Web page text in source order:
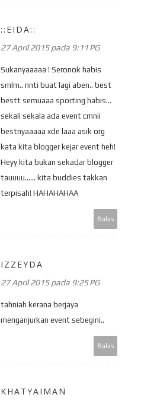
::EIDA::
27 April 2015 pada 9:11 PG
Sukanyaaaaa ! Seronok habis
smlm.. nnti buat lagi aben.. best
bestt semuaaa sporting habis...
sekali sekala ada event cmnii
bestnyaaaaa xde laaa asik org
kata kita blogger kejar event heh!
Heyy kita bukan sekadar blogger
tauuuu...... kita buddies takkan
terpisah! HAHAHAHAA
Balas
IZZEYDA
27 April 2015 pada 9:25 PG
tahniah kerana berjaya
menganjurkan event sebegini..
Balas
KHATYAIMAN